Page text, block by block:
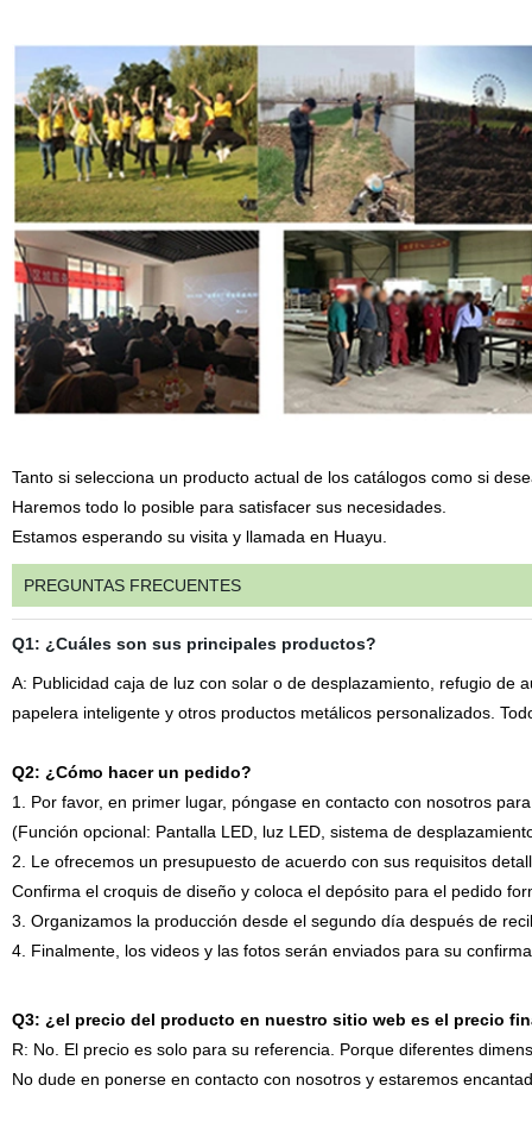
Tanto si selecciona un producto actual de los catálogos como si
Haremos todo lo posible para satisfacer sus necesidades.
Estamos esperando su visita y llamada en Huayu.
PREGUNTAS FRECUENTES
Q1: ¿Cuáles son sus principales productos?
A: Publicidad caja de luz con solar o de desplazamiento, refugio de
papelera inteligente y otros productos metálicos personalizados.
Q2: ¿Cómo hacer un pedido?
1. Por favor, en primer lugar, póngase en contacto con nosotros
(Función opcional: Pantalla LED, luz LED, sistema de
2. Le ofrecemos un presupuesto de acuerdo con sus requisitos
Confirma el croquis de diseño y coloca el depósito para el pedido
3. Organizamos la producción desde el segundo día después de
4. Finalmente, los videos y las fotos serán enviados para su
Q3: ¿el precio del producto en nuestro sitio web es el precio
R: No. El precio es solo para su referencia. Porque diferentes
No dude en ponerse en contacto con nosotros y estaremos